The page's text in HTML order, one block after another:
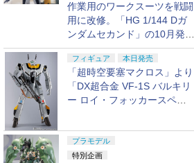
作業用のワークスーツを戦闘
用に改修。「HG 1/144 Dガ
ンダムセカンド」の10月発送
分が予約受付中【ガンダムベ
ース撮り下ろし】
フィギュア 本日発売
「超時空要塞マクロス」より
「DX超合金 VF-1S バルキリ
ー ロイ・フォッカースペシ
プラモデル
特別企画